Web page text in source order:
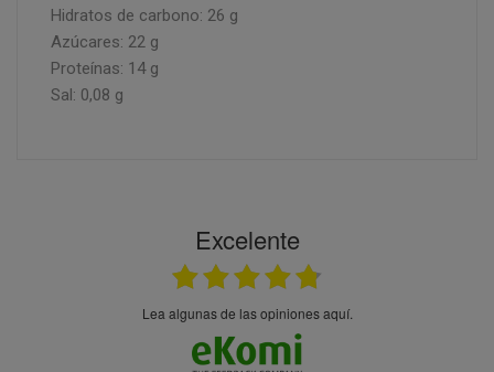
Hidratos de carbono: 26 g
Azúcares: 22 g
Proteínas: 14 g
Sal: 0,08 g
Excelente
Lea algunas de las opiniones aquí.